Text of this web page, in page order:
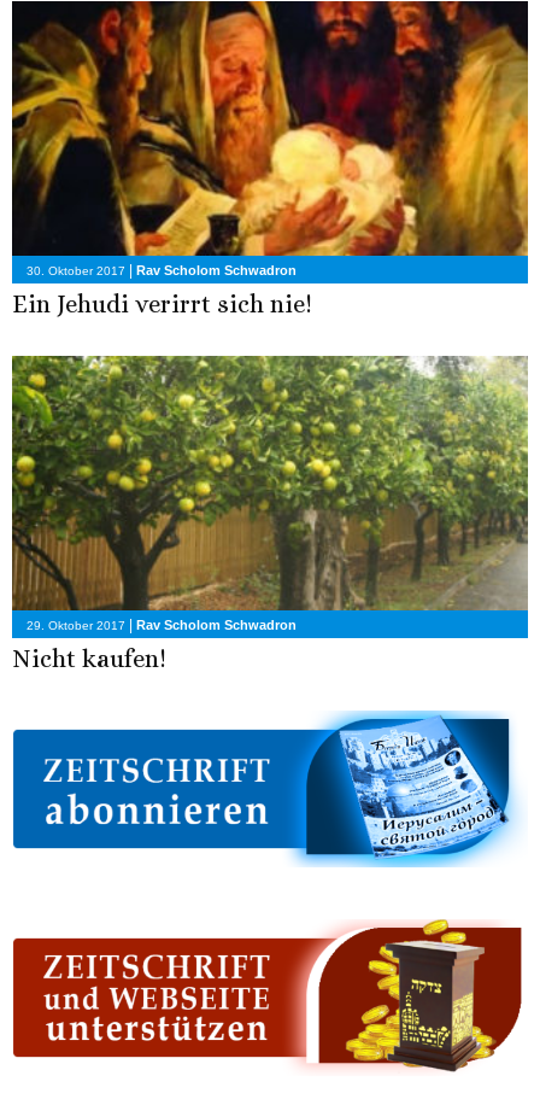
30. Oktober 2017 Rav Scholom Schwadron
Ein Jehudi verirrt sich nie!
29. Oktober 2017 Rav Scholom Schwadron
Nicht kaufen!